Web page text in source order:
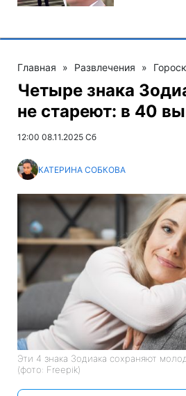
Главная » Развлечения »
Четыре знака
не стареют: в 40
12:00 08.11.2025 Сб
КАТЕРИНА СОБКОВА
Эти 4 знака Зодиака сохраняют
(фото: Freepik)